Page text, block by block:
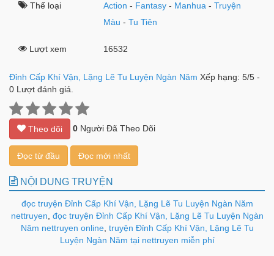
Thể loại Action - Fantasy - Manhua -Truyện
Màu -Tu Tiên
Lượt xem 16532
Đỉnh Cấp Khí Vận, Lặng Lẽ Tu Luyện Ngàn Năm Xếp hạng: 5/5 -
0 Lượt đánh giá.
Theo dõi 0 Người Đã Theo Dõi
Đọc từ đầu Đọc mới nhất
NỘI DUNG TRUYỆN
đọc truyện Đỉnh Cấp Khí Vận, Lặng Lẽ Tu Luyện Ngàn Năm
nettruyen đọc truyện Đỉnh Cấp Khí Vận, Lặng Lẽ Tu Luyện Ngàn
Năm nettruyen online, truyện Đỉnh Cấp Khí Vận, Lặng Lẽ Tu
Luyện Ngàn Năm tại nettruyen miễn phí